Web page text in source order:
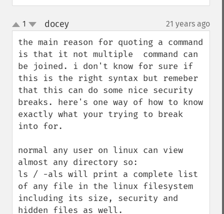
up
down
1 docey¶ 21 years ago
the main reason for quoting a command
is that it not multiple  command can
be joined. i don't know for sure if
this is the right syntax but remeber
that this can do some nice security
breaks. here's one way of how to know
exactly what your trying to break
into for.
normal any user on linux can view
almost any directory so:
ls / -als will print a complete list
of any file in the linux filesystem
including its size, security and
hidden files as well.